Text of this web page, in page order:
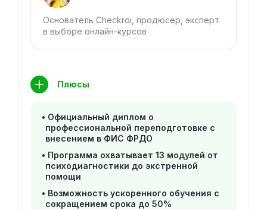
Основатель Checkroi, продюсер, эксперт
в выборе онлайн-курсов
Плюсы
Официальный диплом о
профессиональной переподготовке с
внесением в ФИС ФРДО
Программа охватывает 13 модулей от
психодиагностики до экстренной
помощи
Возможность ускоренного обучения с
сокращением срока до 50%